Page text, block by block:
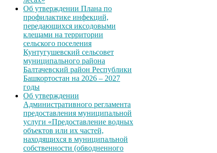
Об утверждении Плана по
профилактике инфекций,
передающихся иксодовыми
клещами на территории
сельского поселения
Кунтугушевский сельсовет
муниципального района
Балтачевский район Республики
Башкортостан на 2026 – 2027
годы
Об утверждении
Административного регламента
предоставления муниципальной
услуги «Предоставление водных
объектов или их частей,
находящихся в муниципальной
собственности (обводненного